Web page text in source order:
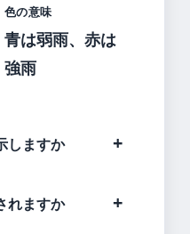
色の意味
青は弱雨、赤は
強雨
しますか
れますか